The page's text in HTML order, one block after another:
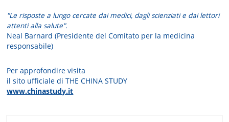
"Le risposte a lungo cercate dai medici, dagli scienziati e dai lettori
attenti alla salute".
Neal Barnard (Presidente del Comitato per la medicina
responsabile)
Per approfondire visita
il sito ufficiale di THE CHINA STUDY
www.chinastudy.it